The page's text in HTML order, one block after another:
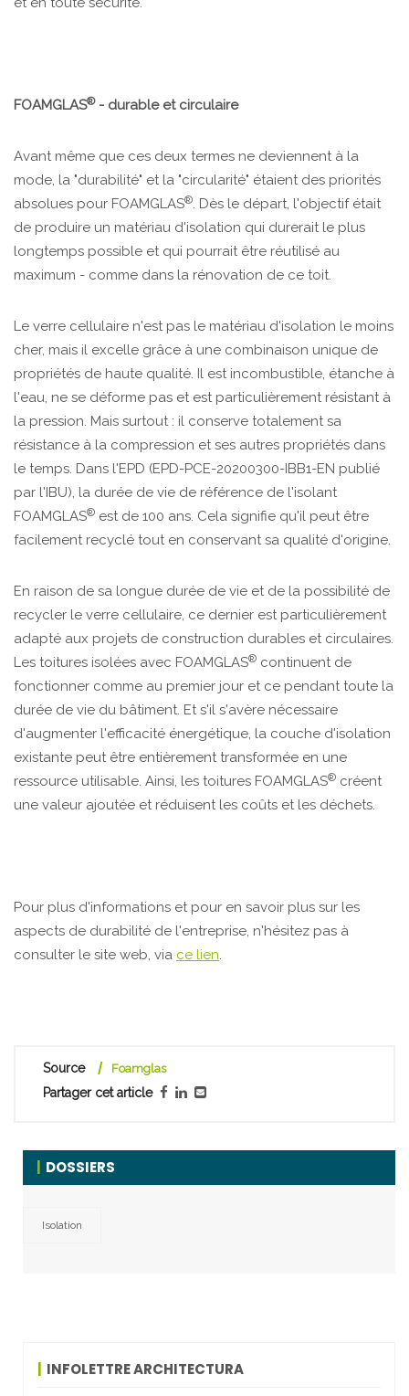
FOAMGLAS®- durable et circulaire
Avant même que ces deux termes ne deviennent à la
mode, la "durabilité" et la "circularité" étaient des priorités
absolues pour FOAMGLAS®. Dès le départ, l'objectif était
de produire un matériau d'isolation qui durerait le plus
longtemps possible et qui pourrait être réutilisé au
maximum - comme dans la rénovation de ce toit.
Le verre cellulaire n'est pas le matériau d'isolation le moins
cher, mais il excelle grâce à une combinaison unique de
propriétés de haute qualité. Il est incombustible, étanche à
l'eau, ne se déforme pas et est particulièrement résistant à
la pression. Mais surtout : il conserve totalement sa
résistance à la compression et ses autres propriétés dans
le temps. Dans l'EPD (EPD-PCE-20200300-IBB1-EN publié
par l'IBU), la durée de vie de référence de l'isolant
FOAMGLAS® est de 100 ans. Cela signifie qu'il peut être
facilement recyclé tout en conservant sa qualité d'origine.
En raison de sa longue durée de vie et de la possibilité de
recycler le verre cellulaire, ce dernier est particulièrement
adapté aux projets de construction durables et circulaires.
Les toitures isolées avec FOAMGLAS® continuent de
fonctionner comme au premier jour et ce pendant toute la
durée de vie du bâtiment. Et s'il s'avère nécessaire
d'augmenter l'efficacité énergétique, la couche d'isolation
existante peut être entièrement transformée en une
ressource utilisable. Ainsi, les toitures FOAMGLAS® créent
une valeur ajoutée et réduisent les coûts et les déchets.
Pour plus d'informations et pour en savoir plus sur les
aspects de durabilité de l'entreprise, n'hésitez pas à
consulter le site web, via ce lien.
Source Foamglas
Partager cet article
DOSSIERS
Isolation
INFOLETTRE ARCHITECTURA